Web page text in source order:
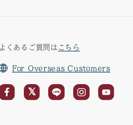
よくあるご質問は こちら
For Overseas Customers